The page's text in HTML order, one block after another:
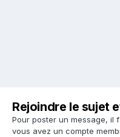
Rejoindre le sujet
Pour poster un message, il
vous avez un compte